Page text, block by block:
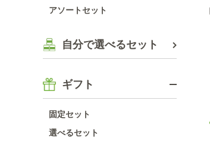
アソートセット
自分で選べるセット
ギフト
固定セット
選べるセット